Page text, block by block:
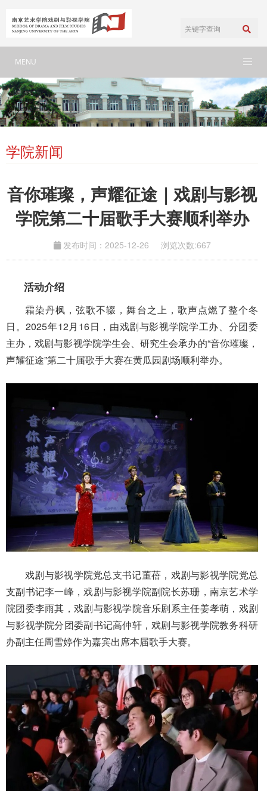
MENU
学院新闻
音你璀璨，声耀征途｜戏剧与影视
学院第二十届歌手大赛顺利举办
发布时间：2025-12-26 浏览次数:667
活动介绍
霜染丹枫，弦歌不辍，舞台之上，歌声点燃了整个冬
日。2025年12月16日，由戏剧与影视学院学工办、分团委
主办，戏剧与影视学院学生会、研究生会承办的“音你璀璨，
声耀征途”第二十届歌手大赛在黄瓜园剧场顺利举办。
戏剧与影视学院党总支书记董蓓，戏剧与影视学院党总
支副书记李一峰，戏剧与影视学院副院长苏珊，南京艺术学
院团委李雨其，戏剧与影视学院音乐剧系主任姜孝萌，戏剧
与影视学院分团委副书记高仲轩，戏剧与影视学院教务科研
办副主任周雪婷作为嘉宾出席本届歌手大赛。